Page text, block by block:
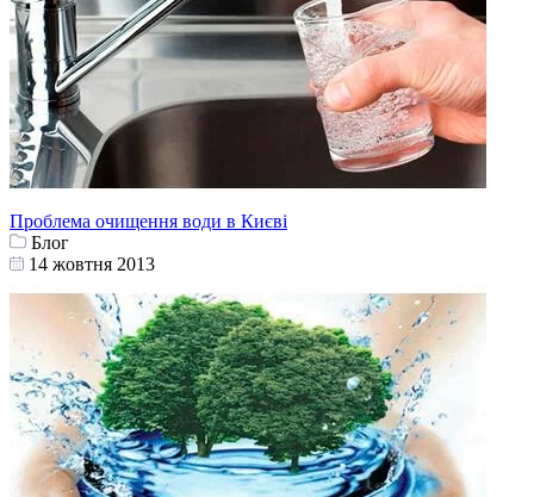
Проблема очищення води в Києві
Блог
14 жовтня 2013